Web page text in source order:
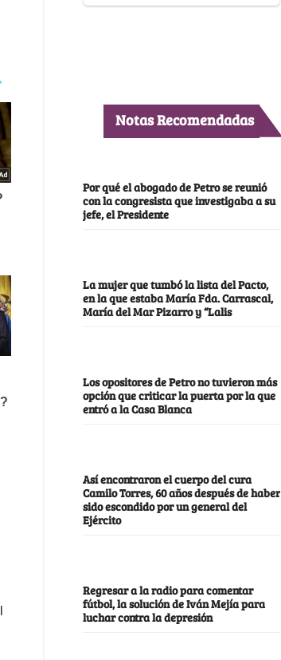
Notas Recomendadas
Por qué el abogado de Petro se reunió
con la congresista que investigaba a su
jefe, el Presidente
La mujer que tumbó la lista del Pacto,
en la que estaba María Fda. Carrascal,
María del Mar Pizarro y “Lalis
Los opositores de Petro no tuvieron más
opción que criticar la puerta por la que
entró a la Casa Blanca
Así encontraron el cuerpo del cura
Camilo Torres, 60 años después de haber
sido escondido por un general del
Ejército
Regresar a la radio para comentar
fútbol, la solución de Iván Mejía para
luchar contra la depresión